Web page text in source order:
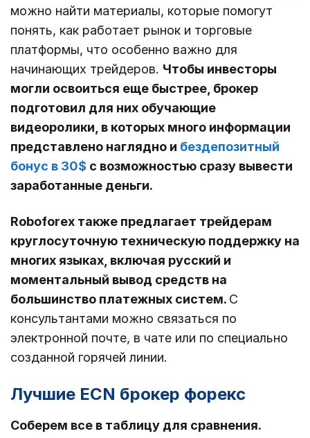
можно найти материалы, которые помогут
понять, как работает рынок и торговые
платформы, что особенно важно для
начинающих трейдеров. Чтобы инвесторы
могли освоиться еще быстрее, брокер
подготовил для них обучающие
видеоролики, в которых много информации
представлено наглядно и бездепозитный
бонус в 30$ с возможностью сразу вывести
заработанные деньги.
Roboforex также предлагает трейдерам
круглосуточную техническую поддержку на
многих языках, включая русский и
моментальный вывод средств на
большинство платежных систем. С
консультантами можно связаться по
электронной почте, в чате или по специально
созданной горячей линии.
Лучшие ECN брокер форекс
Соберем все в таблицу для сравнения.